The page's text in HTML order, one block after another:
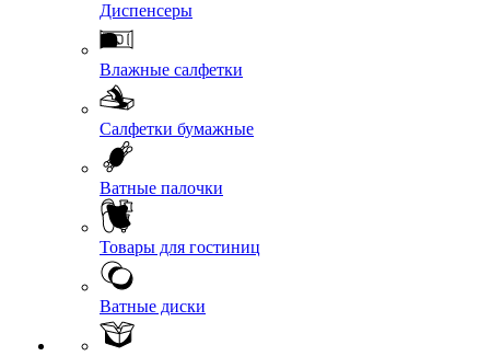
Диспенсеры
Влажные салфетки
Салфетки бумажные
Ватные палочки
Товары для гостиниц
Ватные диски